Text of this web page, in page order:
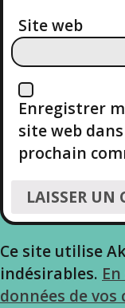
A
R
T
C
L
E
Site web
Enregistrer
site web
prochain
Ce site utilise
indésirables.
données de